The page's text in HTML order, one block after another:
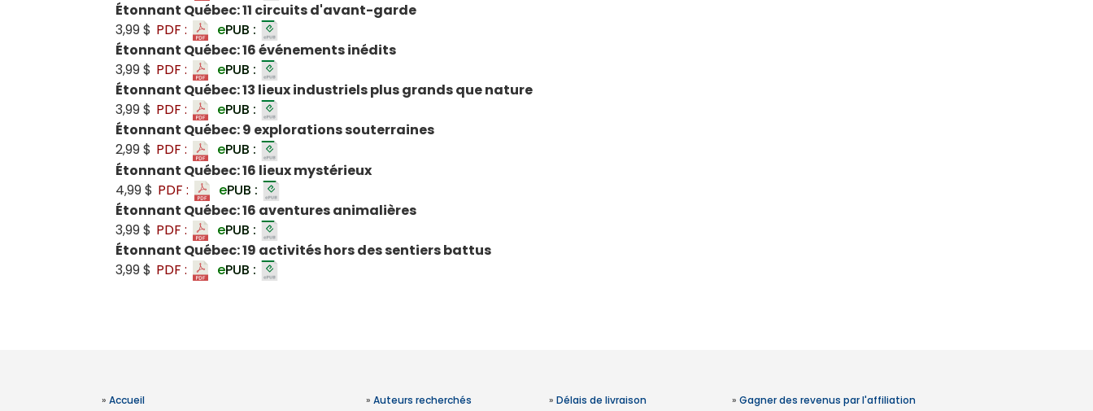
Étonnant Québec: 11 circuits d'avant-garde
3,99 $ PDF : ePUB :
Étonnant Québec: 16 événements inédits
3,99 $ PDF : ePUB :
Étonnant Québec: 13 lieux industriels plus grands que nature
3,99 $ PDF : ePUB :
Étonnant Québec: 9 explorations souterraines
2,99 $ PDF : ePUB :
Étonnant Québec: 16 lieux mystérieux
4,99 $ PDF : ePUB :
Étonnant Québec: 16 aventures animalières
3,99 $ PDF : ePUB :
Étonnant Québec: 19 activités hors des sentiers battus
3,99 $ PDF : ePUB :
» Accueil
» Auteurs recherchés
» Délais de livraison
» Gagner des revenus par l'affiliation